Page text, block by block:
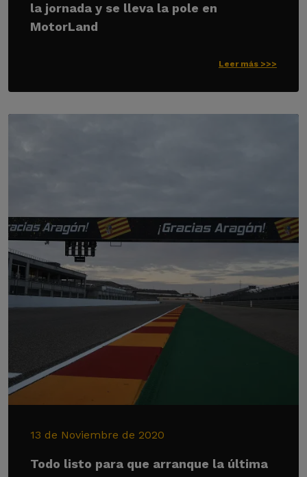
la jornada y se lleva la pole en
MotorLand
Leer más >>>
13 de Noviembre de 2020
Todo listo para que arranque la última